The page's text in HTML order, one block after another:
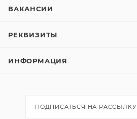
ВАКАНСИИ
РЕКВИЗИТЫ
ИНФОРМАЦИЯ
ПОДПИСАТЬСЯ НА РАССЫЛКУ